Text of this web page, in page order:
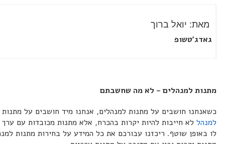
מאת: יואל ברוך
גאדג'טשופ
מתנות למנהלים – לא מה שחשבתם
כשאנחנו חושבים על מתנות למנהלים, אנחנו מיד חושבים על
למנהל לא חייבות להיות יקרות בהכרח, אלא מתנות מכובדות עם ערך
לו באופן שוטף. ריכזנו עבורכם את כל המידע על בחירות מתנות